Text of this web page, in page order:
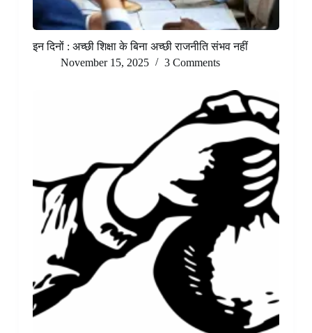
इन दिनों : अच्छी शिक्षा के बिना अच्छी राजनीति संभव नहीं
November 15, 2025
3 Comments